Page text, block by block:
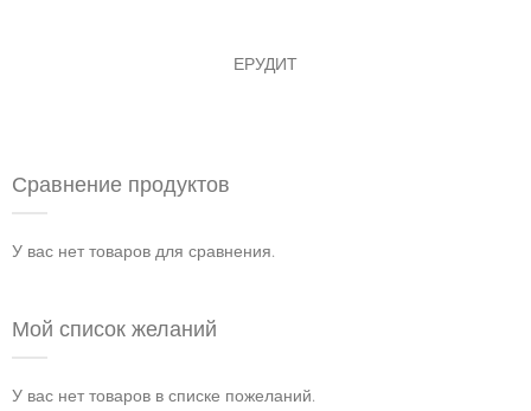
ЕРУДИТ
Сравнение продуктов
У вас нет товаров для сравнения.
Мой список желаний
У вас нет товаров в списке пожеланий.